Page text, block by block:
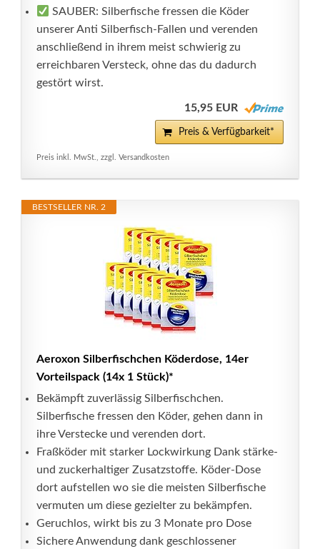
SAUBER: Silberfische fressen die Köder
unserer Anti Silberfisch-Fallen und verenden
anschließend in ihrem meist schwierig zu
erreichbaren Versteck, ohne das du dadurch
gestört wirst.
15,95 EUR
Preis & Verfügbarkeit*
Preis inkl. MwSt., zzgl. Versandkosten
BESTSELLER NR. 2
Aeroxon Silberfischchen Köderdose, 14er
Vorteilspack (14x 1 Stück)*
Bekämpft zuverlässig Silberfischchen.
Silberfische fressen den Köder, gehen dann in
ihre Verstecke und verenden dort.
Fraßköder mit starker Lockwirkung Dank stärke-
und zuckerhaltiger Zusatzstoffe. Köder-Dose
dort aufstellen wo sie die meisten Silberfische
vermuten um diese gezielter zu bekämpfen.
Geruchlos, wirkt bis zu 3 Monate pro Dose
Sichere Anwendung dank geschlossener